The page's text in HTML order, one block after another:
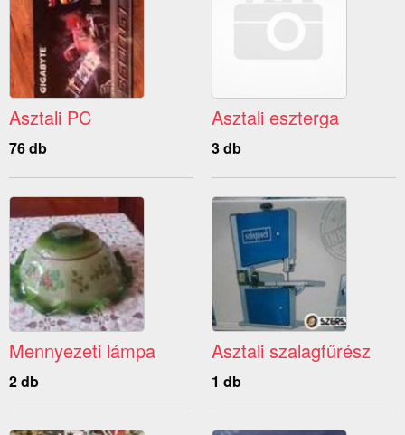
Asztali PC
76 db
Asztali eszterga
3 db
Mennyezeti lámpa
2 db
Asztali szalagfűrész
1 db